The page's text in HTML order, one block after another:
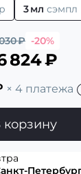
3 мл сэмпл
₽ -20%
824₽
× 4 платежа
корзину